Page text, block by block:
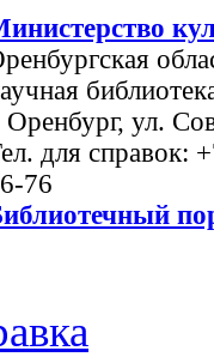
Оренбург, ул.
для справок:
76